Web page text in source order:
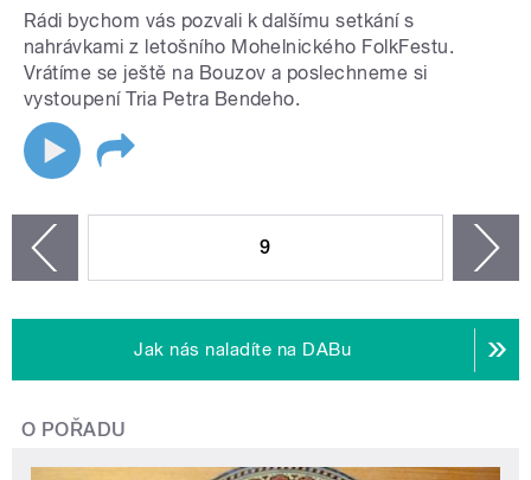
Rádi bychom vás pozvali k dalšímu setkání s
nahrávkami z letošního Mohelnického FolkFestu.
Vrátíme se ještě na Bouzov a poslechneme si
vystoupení Tria Petra Bendeho.
9
Jak nás naladíte na DABu
O POŘADU